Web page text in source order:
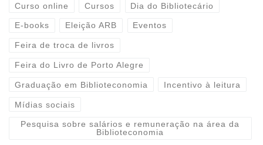
Curso online Cursos Dia do Bibliotecário
E-books Eleição ARB Eventos
Feira de troca de livros
Feira do Livro de Porto Alegre
Graduação em Biblioteconomia Incentivo à leitura
Mídias sociais
Pesquisa sobre salários e remuneração na área da
Biblioteconomia